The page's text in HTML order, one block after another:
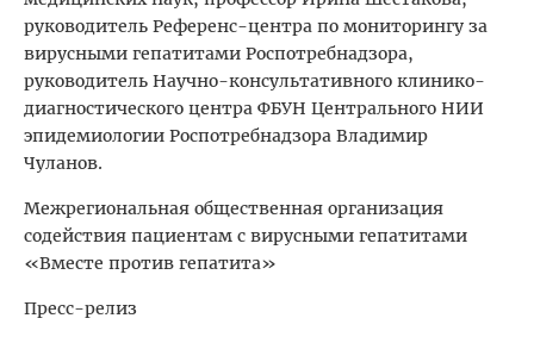
руководитель Референс-центра по мониторингу за
вирусными гепатитами Роспотребнадзора,
руководитель Научно-консультативного клинико-
диагностического центра ФБУН Центрального НИИ
эпидемиологии Роспотребнадзора Владимир
Чуланов.
Межрегиональная общественная организация
содействия пациентам с вирусными гепатитами
«Вместе против гепатита»
Пресс-релиз